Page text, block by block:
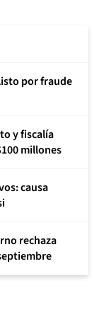
por fraude
y fiscalía
millones
causa
rechaza